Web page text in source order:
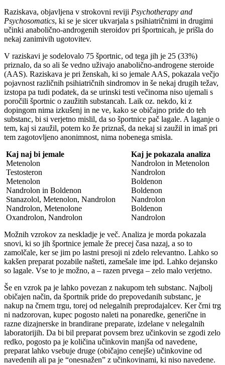
Raziskava, objavljena v strokovni reviji Psychotherapy and
Psychosomatics, ki se je sicer ukvarjala s psihiatričnimi in drugimi
učinki anabolično-androgenih steroidov pri športnicah, je prišla do
nekaj zanimivih ugotovitev.
V raziskavi je sodelovalo 75 športnic, od tega jih je 25 (33%)
priznalo, da so ali še vedno uživajo anabolično-androgene steroide
(AAS). Raziskava je pri ženskah, ki so jemale AAS, pokazala večjo
pojavnost različnih psihiatričnih sindromov in še nekaj drugih težav,
izstopa pa tudi podatek, da se urinski testi večinoma niso ujemali s
poročili športnic o zaužitih substancah. Laik oz. nekdo, ki z
dopingom nima izkušenj in ne ve, kako se običajno pride do teh
substanc, bi si verjetno mislil, da so športnice pač lagale. A laganje o
tem, kaj si zaužil, potem ko že priznaš, da nekaj si zaužil in imaš pri
tem zagotovljeno anonimnost, nima nobenega smisla.
Kaj naj bi jemale
Kaj je pokazala analiza
Metenolon
Nandrolon in Metenolon
Testosteron
Nandrolon
Metenolon
Boldenon
Nandrolon in Boldenon
Boldenon
Stanazolol, Metenolon, Nandrolon
Nandrolon
Nandrolon, Metenolone
Boldenon
Oxandrolon, Nandrolon
Nandrolon
Možnih vzrokov za neskladje je več. Analiza je morda pokazala
snovi, ki so jih športnice jemale že precej časa nazaj, a so to
zamolčale, ker se jim po lastni presoji ni zdelo relevantno. Lahko so
kakšen preparat pozabile našteti, zamešale ime ipd. Lahko dejansko
so lagale. Vse to je možno, a – razen prvega – zelo malo verjetno.
Še en vzrok pa je lahko povezan z nakupom teh substanc. Najbolj
običajen način, da športnik pride do prepovedanih substanc, je
nakup na črnem trgu, torej od nelegalnih preprodajalcev. Ker črni trg
ni nadzorovan, kupec pogosto naleti na ponaredke, generične in
razne dizajnerske in brandirane preparate, izdelane v nelegalnih
laboratorijih. Da bi bil preparat povsem brez učinkovin se zgodi zelo
redko, pogosto pa je količina učinkovin manjša od navedene,
preparat lahko vsebuje druge (običajno cenejše) učinkovine od
navedenih ali pa je “onesnažen” z učinkovinami, ki niso navedene.